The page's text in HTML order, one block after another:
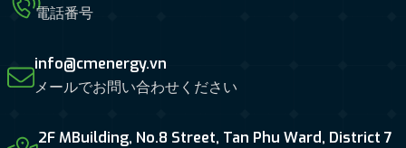
電話番号
info@cmenergy.vn
メールでお問い合わせください
2F MBuilding, No.8 Street, Tan Phu Ward, District 7